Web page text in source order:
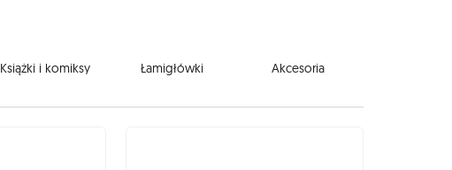
Książki i komiksy Łamigłówki Akcesoria